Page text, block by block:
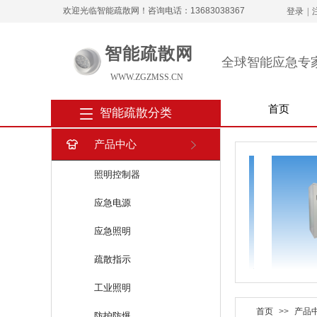
登录
欢迎光临智能疏散网！咨询电话：13683038367
全球智能应急专
智能疏散网
WWW.ZGZMSS.CN
首页
智能疏散分类
产品中心
照明控制器
应急电源
应急照明
疏散指示
工业照明
首页 >> 产品